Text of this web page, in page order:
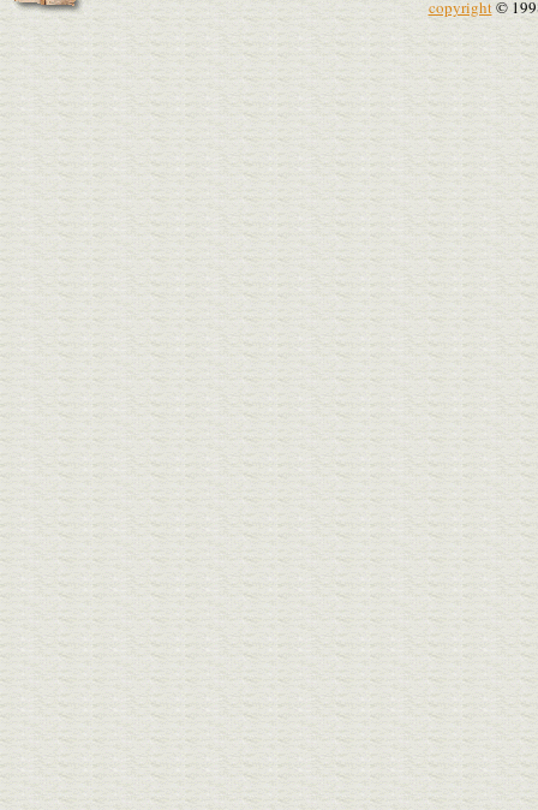
copyright©